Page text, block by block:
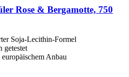
Rose & Bergamotte, 750
Soja-Lecithin-Formel
getestet
Anbau